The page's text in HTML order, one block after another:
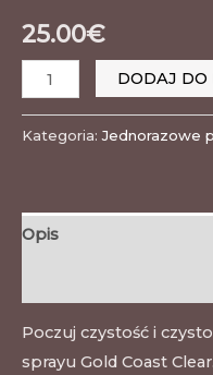
25.00€
DODAJ DO
Kategoria:Jednorazowe
Opis
Poczuj czystość i
sprayu Gold Coast